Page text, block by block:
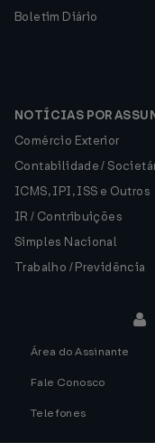
Boletim Diário
NOTÍCIAS POR
Comércio Exterior
Contabilidade /
ICMS, IPI, ISS e Outros
IR / Contribuições
Simples Nacional
Trabalho / Previdência
Área do Assinante
Fale Conosco
Telefones